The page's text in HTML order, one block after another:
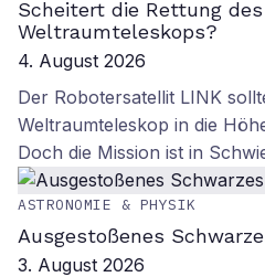
Scheitert die Rettung
Weltraumteleskops?
4. August 2026
Der Robotersatellit LINK
Weltraumteleskop in die
Doch die Mission ist in
ASTRONOMIE & PHYSIK
Ausgestoßenes
3. August 2026